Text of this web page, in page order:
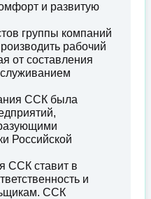
и развитую
группы компаний
рабочий
от составления
ССК была
Российской
ССК ставит в
и
ССК